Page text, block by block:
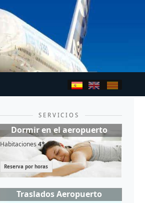
SERVICIOS
Dormir en el aeropuerto
Habitaciones4*
Reserva por horas
Traslados Aeropuerto